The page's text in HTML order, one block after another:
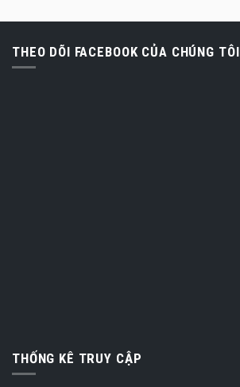
THEO DÕI FACEBOOK CỦA CHÚNG TÔI
THỐNG KÊ TRUY CẬP